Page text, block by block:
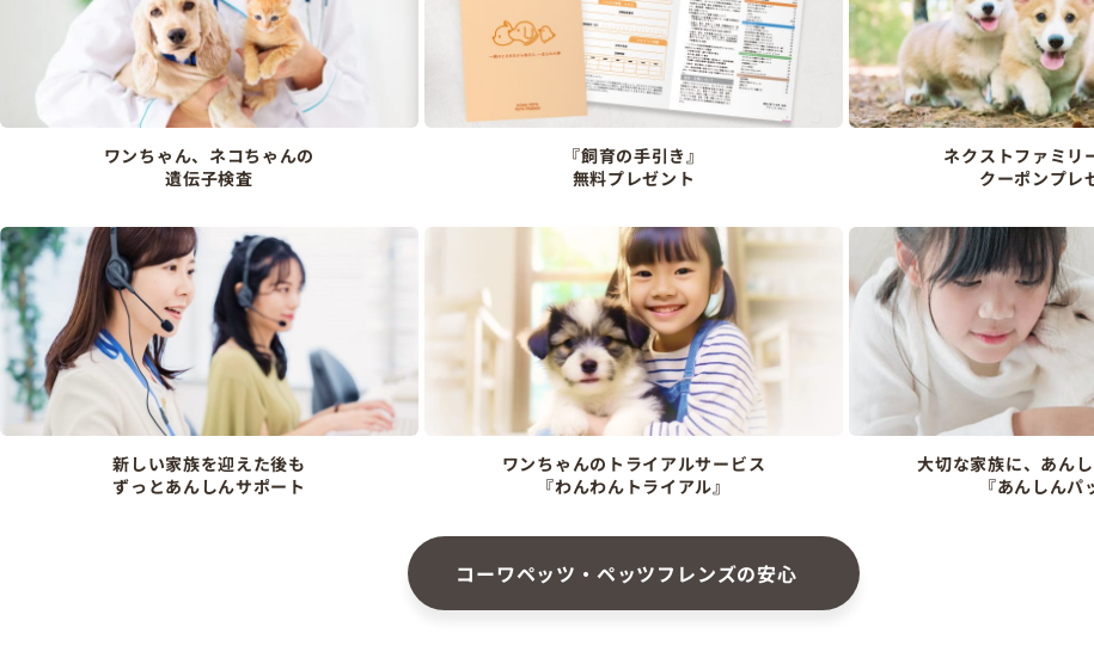
ワンちゃん、ネコちゃんの
遺伝子検査
『飼育の手引き』
無料プレゼント
ネクストファミリ
クーポンプレ
新しい家族を迎えた後も
ずっとあんしんサポート
ワンちゃんのトライアルサービス
『わんわんトライアル』
大切な家族に、あんし
『あんしんパ
コーワペッツ・ペッツフレンズの安心